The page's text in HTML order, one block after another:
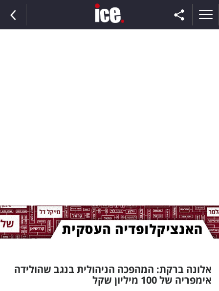
וצרכנות
נדל"ן
וטק
אלונה ברקת: המהפכה הניהולית בנגב שהולידה
אימפריה של 100 מיליון שקל